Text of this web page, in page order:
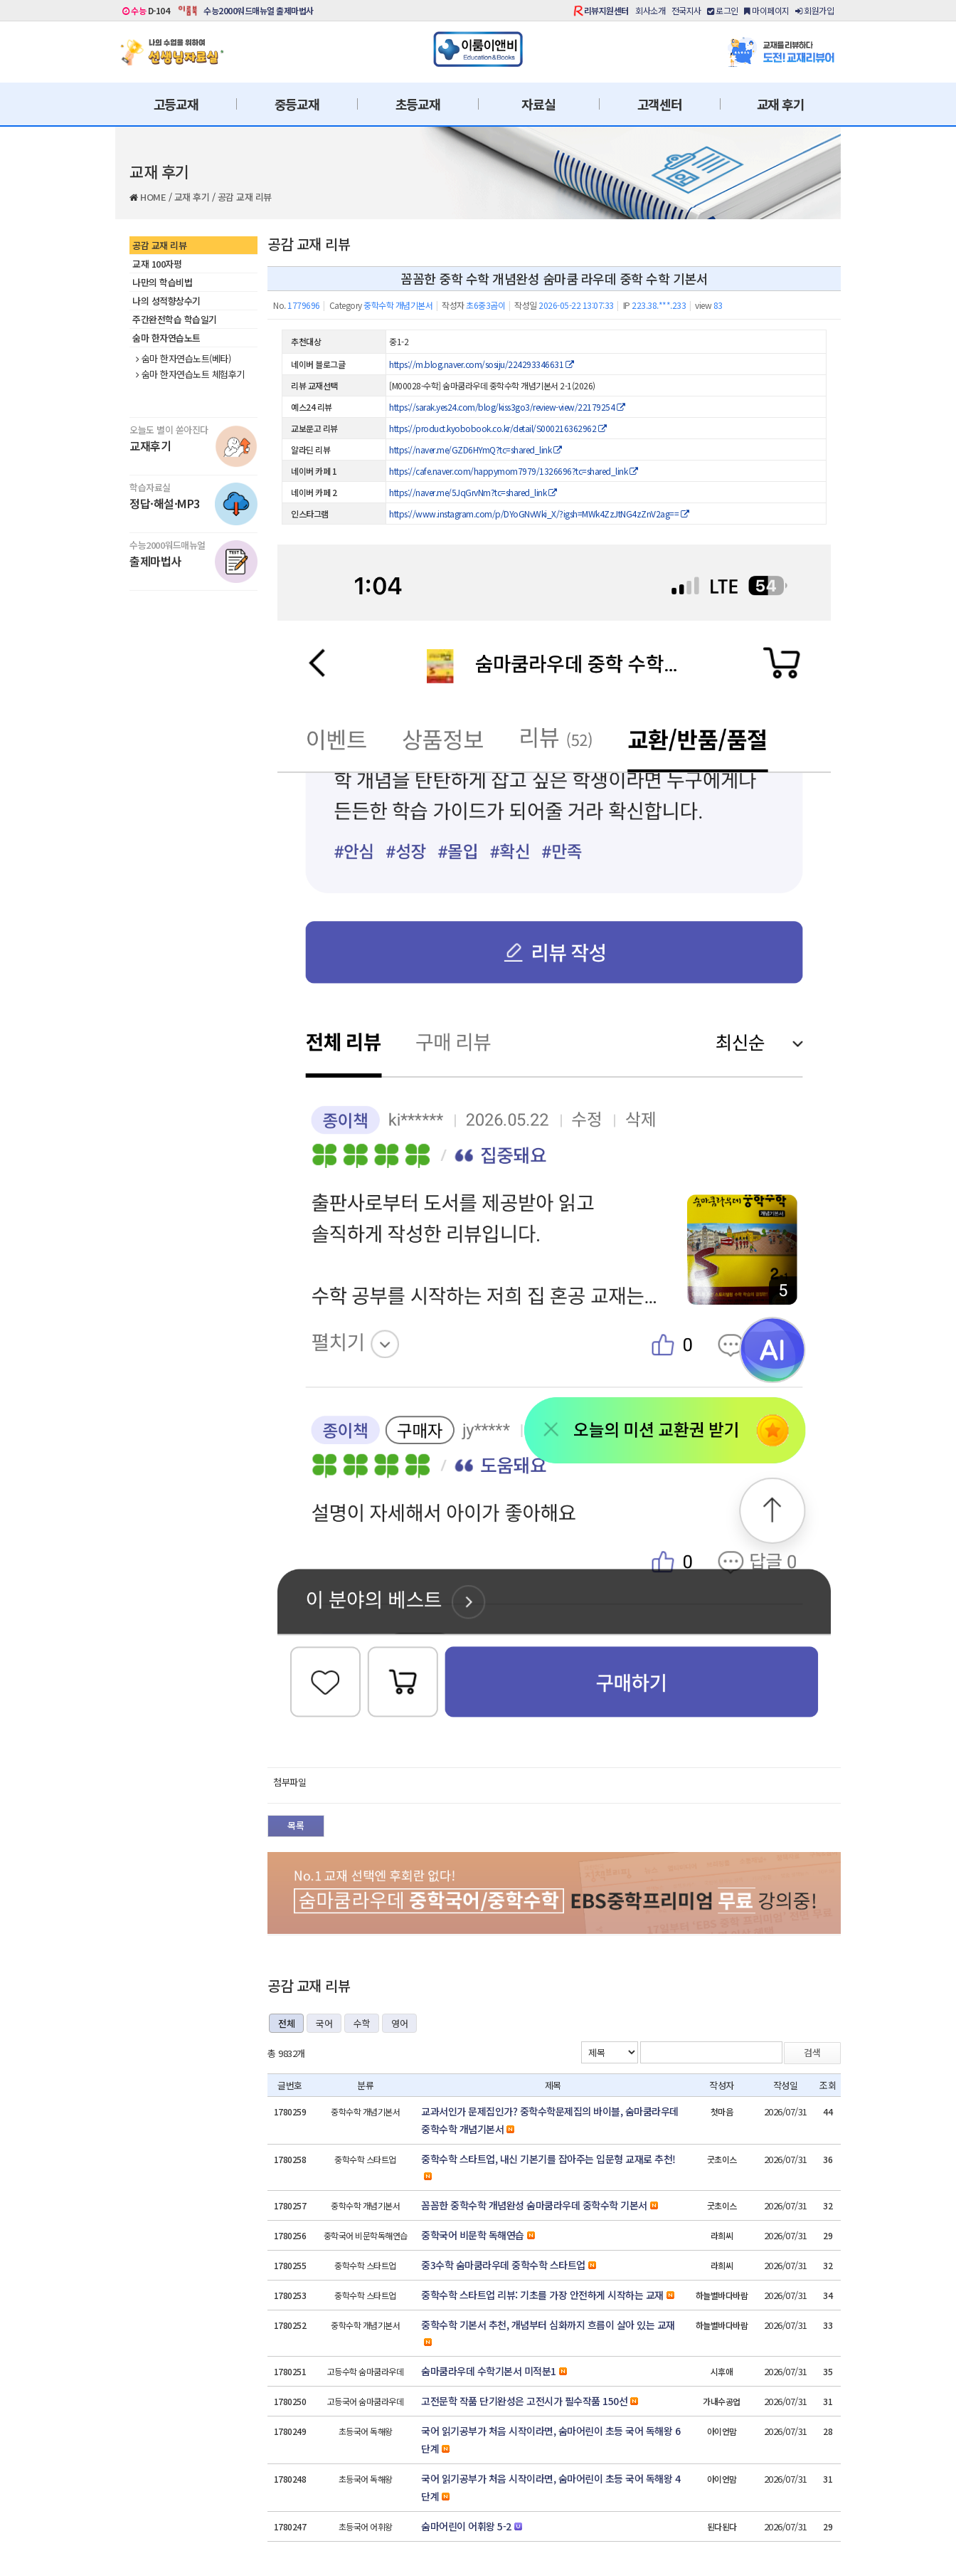
수능D-104 수능2000워드매뉴얼 출제마법사 리뷰지원센터 회사소개 전국지사 로그인 마이페이지 회원가입
고등교재 중등교재 초등교재 자료실 고객센터 교재 후기
교재 후기
HOME /교재 후기 /공감 교재 리뷰
공감 교재 리뷰
교재 100자평
나만의 학습비법
나의 성적향상수기
주간완전학습 학습일기
숨마 한자연습노트
숨마 한자연습노트(베타)
숨마 한자연습노트 체험후기
오늘도 별이 쏟아진다
교재후기
학습자료실
정답·해설·MP3
수능2000워드매뉴얼
출제마법사
공감 교재 리뷰
꼼꼼한 중학 수학 개념완성 숨마쿰 라우데 중학 수학 기본서
No. 1779696 | Category중학수학 개념기본서 | 작성자초6중3곰이 | 작성일 2026-05-22 13:07:33 | IP 223.38.***.233 | view 83
추천대상
중1-2
네이버 블로그글
https://m.blog.naver.com/sosiju/224293346631
리뷰 교재선택
[M00028-수학] 숨마쿰라우데 중학수학 개념기본서 2-1(2026)
예스24 리뷰
https://sarak.yes24.com/blog/kiss3go3/review-view/22179254
교보문고 리뷰
https://product.kyobobook.co.kr/detail/S000216362962
알라딘 리뷰
https://naver.me/GZD6HYmQ?tc=shared_link
네이버 카페 1
https://cafe.naver.com/happymom7979/1326696?tc=shared_link
네이버 카페 2
https://naver.me/5JqGrvNm?tc=shared_link
인스타그램
https://www.instagram.com/p/DYoGNvWki_X/?igsh=MWk4ZzJtNG4zZnV2ag==
첨부파일
목록
공감 교재 리뷰
전체 국어 수학 영어
총 9832개 검색
글번호 분류 제목 작성자 작성일 조회
1780259 중학수학 개념기본서
교과서인가 문제집인가? 중학수학문제집의 바이블, 숨마쿰라우데
중학수학 개념기본서
첫마음 2026/07/31 44
1780258 중학수학 스타트업 중학수학 스타트업, 내신 기본기를 잡아주는 입문형 교재로 추천! 굿초이스 2026/07/31 36
1780257 중학수학 개념기본서 꼼꼼한 중학수학 개념완성 숨마쿰라우데 중학수학 기본서 굿초이스 2026/07/31 32
1780256 중학국어 비문학독해연습 중학국어 비문학 독해연습 라희씨 2026/07/31 29
1780255 중학수학 스타트업 중3수학 숨마쿰라우데 중학수학 스타트업 라희씨 2026/07/31 32
1780253 중학수학 스타트업 중학수학 스타트업 리뷰: 기초를 가장 안전하게 시작하는 교재 하늘별바다바람 2026/07/31 34
1780252 중학수학 개념기본서 중학수학 기본서 추천, 개념부터 심화까지 흐름이 살아 있는 교재 하늘별바다바람 2026/07/31 33
1780251 고등수학 숨마쿰라우데 숨마쿰라우데 수학기본서 미적분1 시후애 2026/07/31 35
1780250 고등국어 숨마쿰라우데 고전문학 작품 단기완성은 고전시가 필수작품 150선 가내수공업 2026/07/31 31
1780249 초등국어 독해왕
국어 읽기공부가 처음 시작이라면, 숨마어린이 초등 국어 독해왕 6
단계
아이언맘 2026/07/31 28
1780248 초등국어 독해왕
국어 읽기공부가 처음 시작이라면, 숨마어린이 초등 국어 독해왕 4
단계
아이언맘 2026/07/31 31
1780247 초등국어 어휘왕 숨마어린이 어휘왕 5-2 된다된다 2026/07/31 29